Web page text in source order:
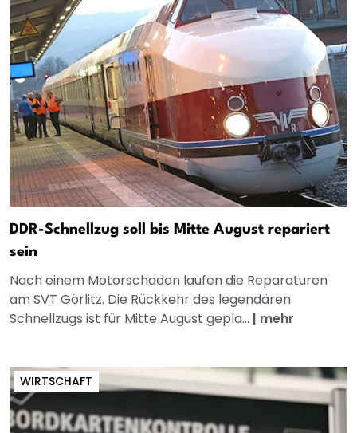
DDR-Schnellzug soll bis Mitte August repariert
sein
Nach einem Motorschaden laufen die Reparaturen
am SVT Görlitz. Die Rückkehr des legendären
Schnellzugs ist für Mitte August gepla... | mehr
WIRTSCHAFT